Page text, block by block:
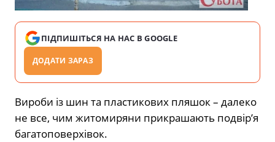
ПІДПИШІТЬСЯ НА НАС В GOOGLE
ДОДАТИ ЗАРАЗ
Вироби із шин та пластикових пляшок – далеко
не все, чим житомиряни прикрашають подвір’я
багатоповерхівок.